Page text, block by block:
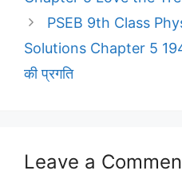
PSEB 9th Class
Solutions Chapter 5
की प्रगति
Leave a